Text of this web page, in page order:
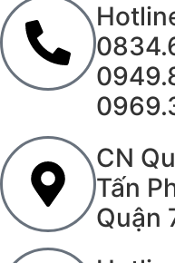
CN
Tấn
Quận